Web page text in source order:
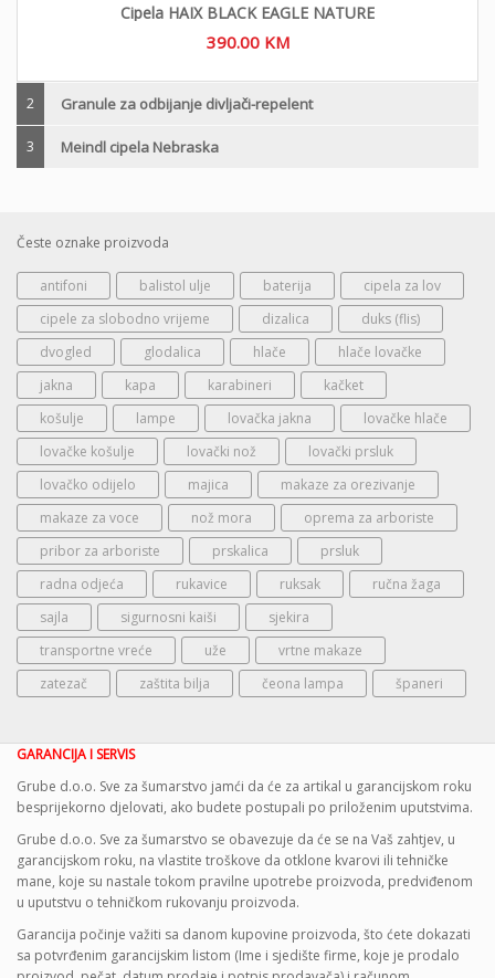
Cipela HAIX BLACK EAGLE NATURE
390.00 KM
2 Granule za odbijanje divljači-repelent
3 Meindl cipela Nebraska
Česte oznake proizvoda
antifoni balistol ulje baterija
cipela za lov
cipele za slobodno vrijeme
dizalica
duks (flis)
dvogled
glodalica hlače
hlače lovačke
jakna
kapa karabineri
kačket
košulje
lampe lovačka jakna
lovačke hlače
lovačke košulje
lovački nož
lovački prsluk
lovačko odijelo
majica
makaze za orezivanje
makaze za voce
nož mora
oprema za arboriste
pribor za arboriste
prskalica
prsluk
radna odjeća
rukavice ruksak
ručna žaga
sajla
sigurnosni kaiši
sjekira
transportne vreće
uže
vrtne makaze
zatezač
zaštita bilja čeona lampa španeri
GARANCIJA I SERVIS
Grube d.o.o. Sve za šumarstvo jamći da će za artikal u garancijskom roku
besprijekorno djelovati, ako budete postupali po priloženim uputstvima.
Grube d.o.o. Sve za šumarstvo se obavezuje da će se na Vaš zahtjev, u
garancijskom roku, na vlastite troškove da otklone kvarovi ili tehničke
mane, koje su nastale tokom pravilne upotrebe proizvoda, predviđenom
u uputstvu o tehničkom rukovanju proizvoda.
Garancija počinje važiti sa danom kupovine proizvoda, što ćete dokazati
sa potvrđenim garancijskim listom (Ime i sjedište firme, koje je prodalo